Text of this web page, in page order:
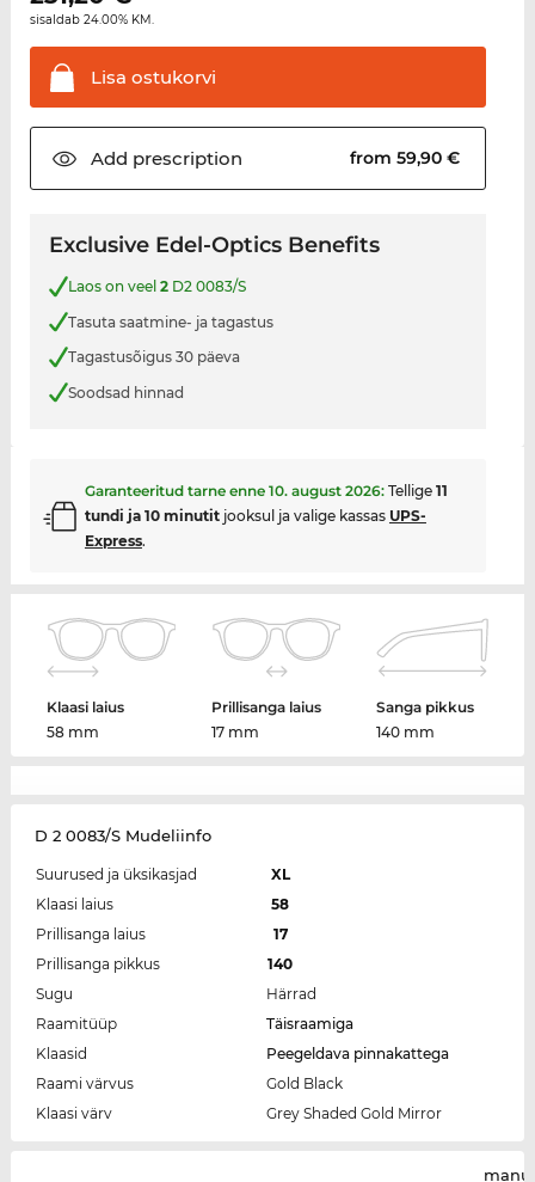
sisaldab 24.00% KM.
Lisa ostukorvi
Add prescription from 59,90 €
Exclusive Edel-Optics Benefits
Laos on veel 2D2 0083/S
Tasuta saatmine- ja tagastus
Tagastusõigus 30 päeva
Soodsad hinnad
Garanteeritud tarne enne 10. august 2026: Tellige 11
tundi ja 10 minutitjooksul ja valige kassas UPS-
Express.
Klaasi laius
58 mm
Prillisanga laius
17 mm
Sanga pikkus
140 mm
D 2 0083/S Mudeliinfo
Suurused ja üksikasjad
XL
Klaasi laius
58
Prillisanga laius
17
Prillisanga pikkus
140
Sugu
Härrad
Raamitüüp
Täisraamiga
Klaasid
Peegeldava pinnakattega
Raami värvus
Gold Black
Klaasi värv
Grey Shaded Gold Mirror